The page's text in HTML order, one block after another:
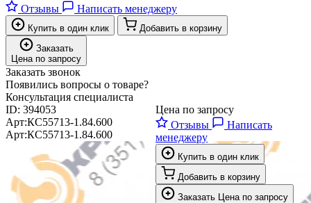
Отзывы
Написать менеджеру
Купить в один клик
Добавить в корзину
Заказать
Цена по запросу
Заказать звонок
Появились вопросы о товаре?
Консультация специалиста
ID: 394053
Арт:КС55713-1.84.600
Арт:КС55713-1.84.600
Цена по запросу
Отзывы
Написать
менеджеру
Купить в один клик
Добавить в корзину
Заказать Цена по запросу